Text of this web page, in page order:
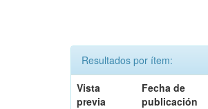
Resultados por ítem:
Vista
previa
Fecha de
publicación